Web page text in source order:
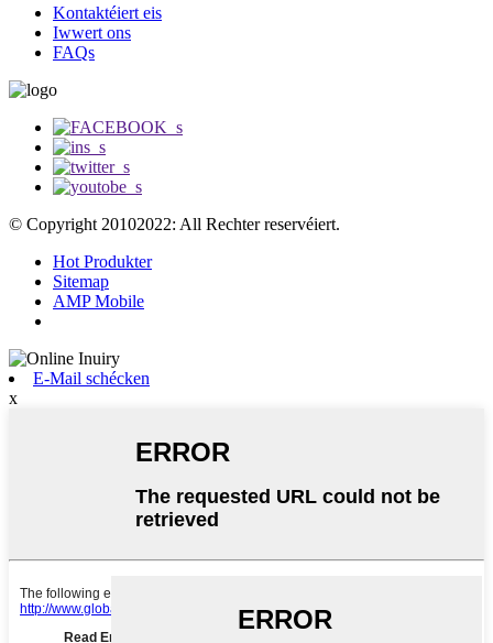
Kontaktéiert eis
Iwwert ons
FAQs
© Copyright 20102022: All Rechter reservéiert.
Hot Produkter
Sitemap
AMP Mobile
E-Mail schécken
x